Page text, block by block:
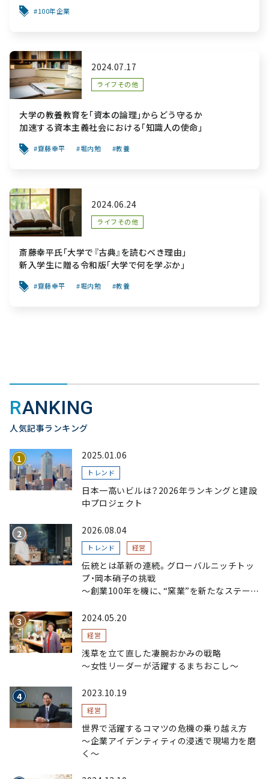
100年企業
2024.07.17
ライフその他
大学の教養教育を｢資本の論理｣からどう守るか
加速する資本主義社会における｢知識人の使命｣
齋藤幸平 堀内勉 教養
2024.06.24
ライフその他
斎藤幸平氏｢大学で『古典』を読むべき理由｣
新入学生に贈る令和版｢大学で何を学ぶか｣
齋藤幸平 堀内勉 教養
RANKING
人気記事ランキング
2025.01.06
トレンド
日本一高いビルは？2026年ランキングと建設
中プロジェクト
2026.08.04
トレンド 経営
伝統とは革新の連続。グローバルニッチトッ
プ・岡本硝子の挑戦
～創業100年を機に、“窯業”を新たなステージ
略～
2024.05.20
経営
浅草を立て直した凄腕おかみの戦略
〜女性リーダーが活躍するまちおこし〜
2023.10.19
経営
世界で活躍するコマツの危機の乗り越え方
〜企業アイデンティティの浸透で現場力を磨
く〜